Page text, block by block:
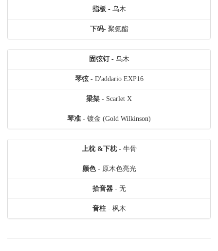
指板- 乌木
下码- 聚氨酯
固弦钉- 乌木
琴弦- D'addario EXP16
梁架 - Scarlet X
琴准 - 镀金 (Gold Wilkinson)
上枕 &下枕- 牛骨
颜色- 原木色亮光
拾音器- 无
音柱- 枫木